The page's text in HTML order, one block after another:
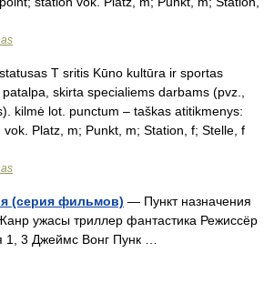
T sritis Kūno kultūra ir sportas
skirta specialiems darbams (pvz.,
kilmė lot. punctum – taškas atitikmenys:
Platz, m; Punkt, m; Station, f; Stelle, f
(серия фильмов) — Пункт назначения
ужасы триллер фантастика Режиссёр
1, 3 Джеймс Вонг Пунк …